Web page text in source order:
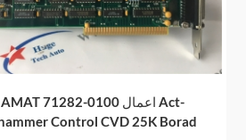
AMAT اعمال 0100-71282 Act-
Control CVD 25K Borad